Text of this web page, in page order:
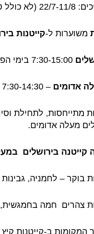
ט' באב וימי שישי)
משוערות ל-קייטנות
אדומים – 7:30-14:30 בימי הפרקים 17:00
מעלה אדומים.
קייטנה בירושלים
בוקר – לחמניה,
צהרים חמה בחמגשית,